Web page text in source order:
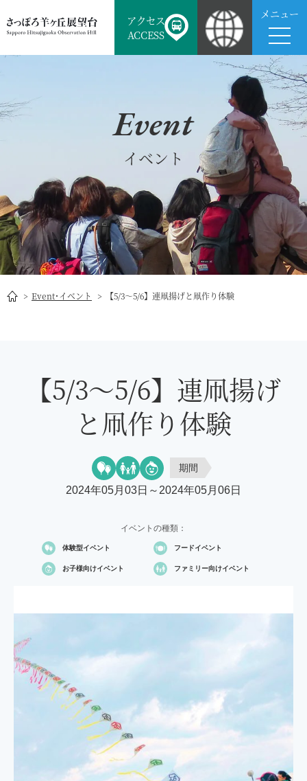
アクセス
ACCESS
メニュー
Event
イベント
Event･イベント 【5/3～5/6】連凧揚げと凧作り体験
【5/3～5/6】連凧揚げ
と凧作り体験
期間
2024年05月03日～2024年05月06日
イベントの種類：
体験型イベント フードイベント
お子様向けイベント ファミリー向けイベント